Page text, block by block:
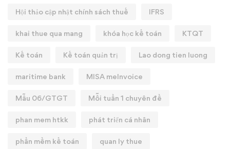
Hội thảo cập nhật chính sách thuế IFRS
khai thue qua mang khóa học kế toán KTQT
Kế toán Kế toán quản trị Lao dong tien luong
maritime bank MISA meInvoice
Mẫu 06/GTGT Mỗi tuần 1 chuyên đề
phan mem htkk phát triển cá nhân
phần mềm kế toán quan ly thue